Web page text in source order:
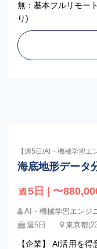
無：基本フルリモー
り)
【週5日/AI・機械学習エ
海底地形データ
週 5日 | 〜
AI・機械学習エンジ
週5日
東京都
【企業】 AI活用を